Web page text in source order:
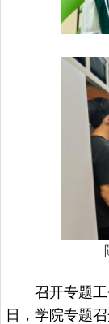
召开专题
日，学院专题